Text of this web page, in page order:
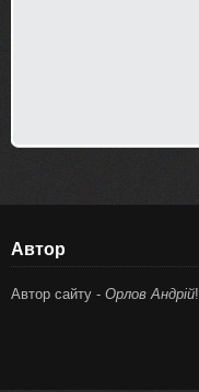
Автор
Автор сайту - Орлов Андрій!